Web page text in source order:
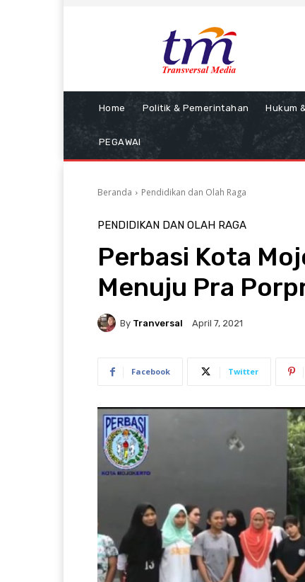
Home Politik & Pemerintahan Hukum
PEGAWAI
Beranda Pendidikan dan Olah Raga
PENDIDIKAN DAN OLAH RAGA
Perbasi Kota
Menuju Pra
By Tranversal April 7, 2021
Facebook Twitter